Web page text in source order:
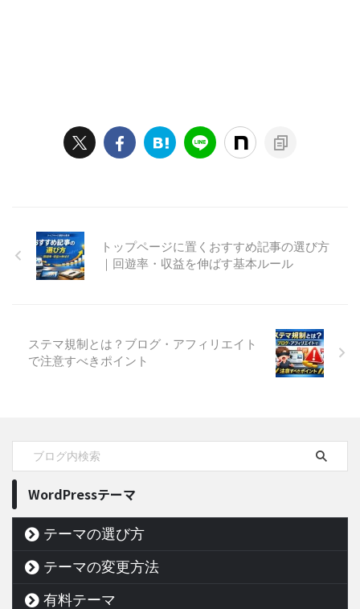
トップページに置くおすすめ記事の選び方
｜回遊率・収益を伸ばす基本ルール
ステマ規制とは？ブログ・アフィリエイト
で注意すべきポイント
WordPressテーマ
テーマの選び方
テーマの変更方法
有料テーマ